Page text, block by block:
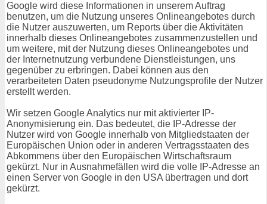
Google wird diese Informationen in unserem Auftrag
benutzen, um die Nutzung unseres Onlineangebotes durch
die Nutzer auszuwerten, um Reports über die Aktivitäten
innerhalb dieses Onlineangebotes zusammenzustellen und
um weitere, mit der Nutzung dieses Onlineangebotes und
der Internetnutzung verbundene Dienstleistungen, uns
gegenüber zu erbringen. Dabei können aus den
verarbeiteten Daten pseudonyme Nutzungsprofile der Nutzer
erstellt werden.
Wir setzen Google Analytics nur mit aktivierter IP-
Anonymisierung ein. Das bedeutet, die IP-Adresse der
Nutzer wird von Google innerhalb von Mitgliedstaaten der
Europäischen Union oder in anderen Vertragsstaaten des
Abkommens über den Europäischen Wirtschaftsraum
gekürzt. Nur in Ausnahmefällen wird die volle IP-Adresse an
einen Server von Google in den USA übertragen und dort
gekürzt.